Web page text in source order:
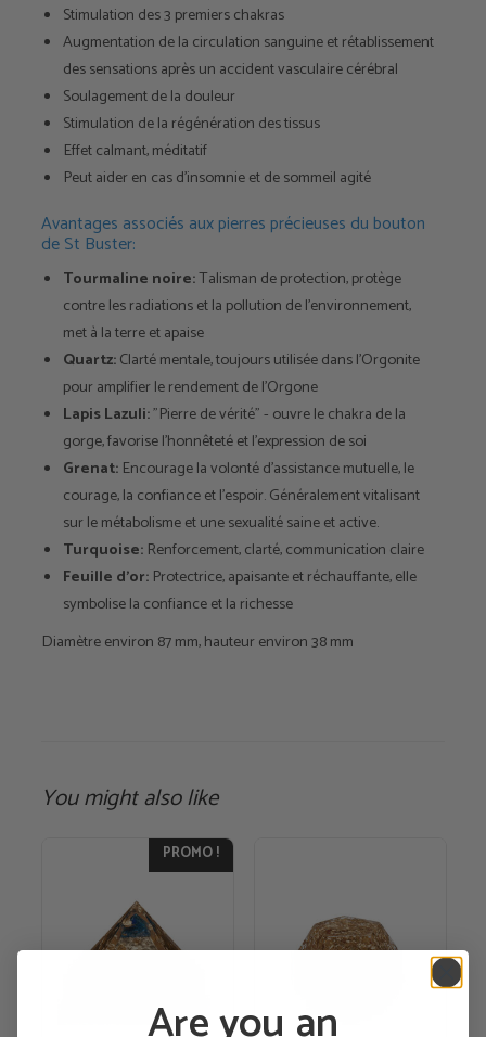
Stimulation des 3 premiers chakras
Augmentation de la circulation sanguine et rétablissement
des sensations après un accident vasculaire cérébral
Soulagement de la douleur
Stimulation de la régénération des tissus
Effet calmant, méditatif
Peut aider en cas d'insomnie et de sommeil agité
Avantages associés aux pierres précieuses du bouton
de St Buster:
Tourmaline noire:Talisman de protection, protège
contre les radiations et la pollution de l'environnement,
met à la terre et apaise
Quartz:Clarté mentale, toujours utilisée dans l'Orgonite
pour amplifier le rendement de l'Orgone
Lapis Lazuli:"Pierre de vérité" - ouvre le chakra de la
gorge, favorise l'honnêteté et l'expression de soi
Grenat: Encourage la volonté d'assistance mutuelle, le
courage, la confiance et l'espoir. Généralement vitalisant
sur le métabolisme et une sexualité saine et active.
Turquoise: Renforcement, clarté, communication claire
Feuille d'or: Protectrice, apaisante et réchauffante, elle
symbolise la confiance et la richesse
Diamètre environ 87 mm, hauteur environ 38 mm
You might also like
PROMO !
Are you an